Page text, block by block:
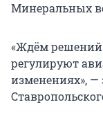
Минеральных
«Ждём решений
регулируют
изменениях», —